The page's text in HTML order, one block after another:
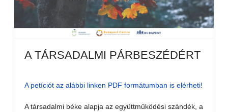
A TÁRSADALMI PÁRBESZÉDÉRT
A petíciót az alábbi linken PDF formátumban is elérheti!
A társadalmi béke alapja az együttműködési szándék, a